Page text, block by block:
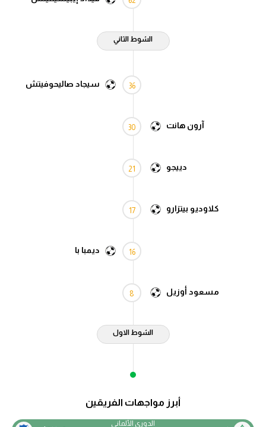
الكرة الأوروبية
أمم إفريقيا
الشوط الثاني
36 سيجاد صاليحوفيتش
30 آرون هانت
21 دييجو
17 كلاوديو بيتزارو
16 ديمبا با
8 مسعود أوزيل
الشوط الاول
أبرز مواجهات الفريقين
الدوري الألماني